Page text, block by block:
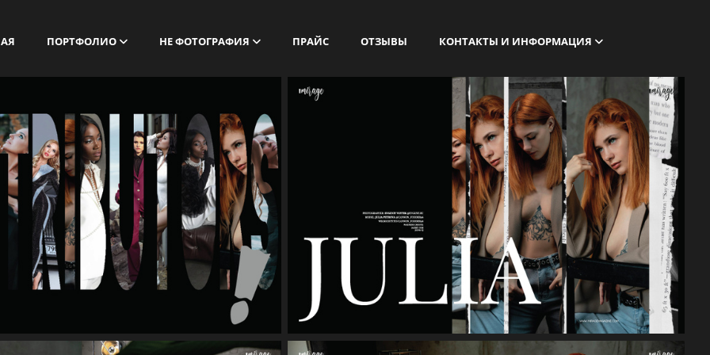
ПОРТФОЛИО НЕ ФОТОГРАФИЯ ПРАЙС ОТЗЫВЫ КОНТАКТЫ И ИНФОРМАЦИЯ